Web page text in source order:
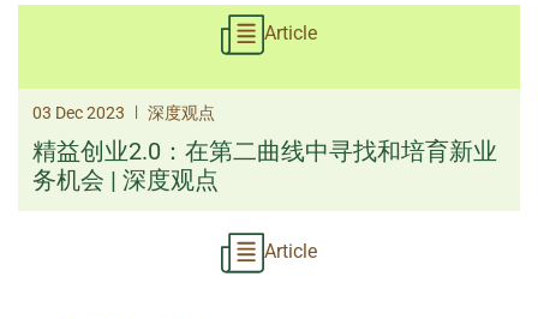
Article
03 Dec 2023 | 深度观点
精益创业2.0：在第二曲线中寻找和培育新业
务机会 | 深度观点
Article